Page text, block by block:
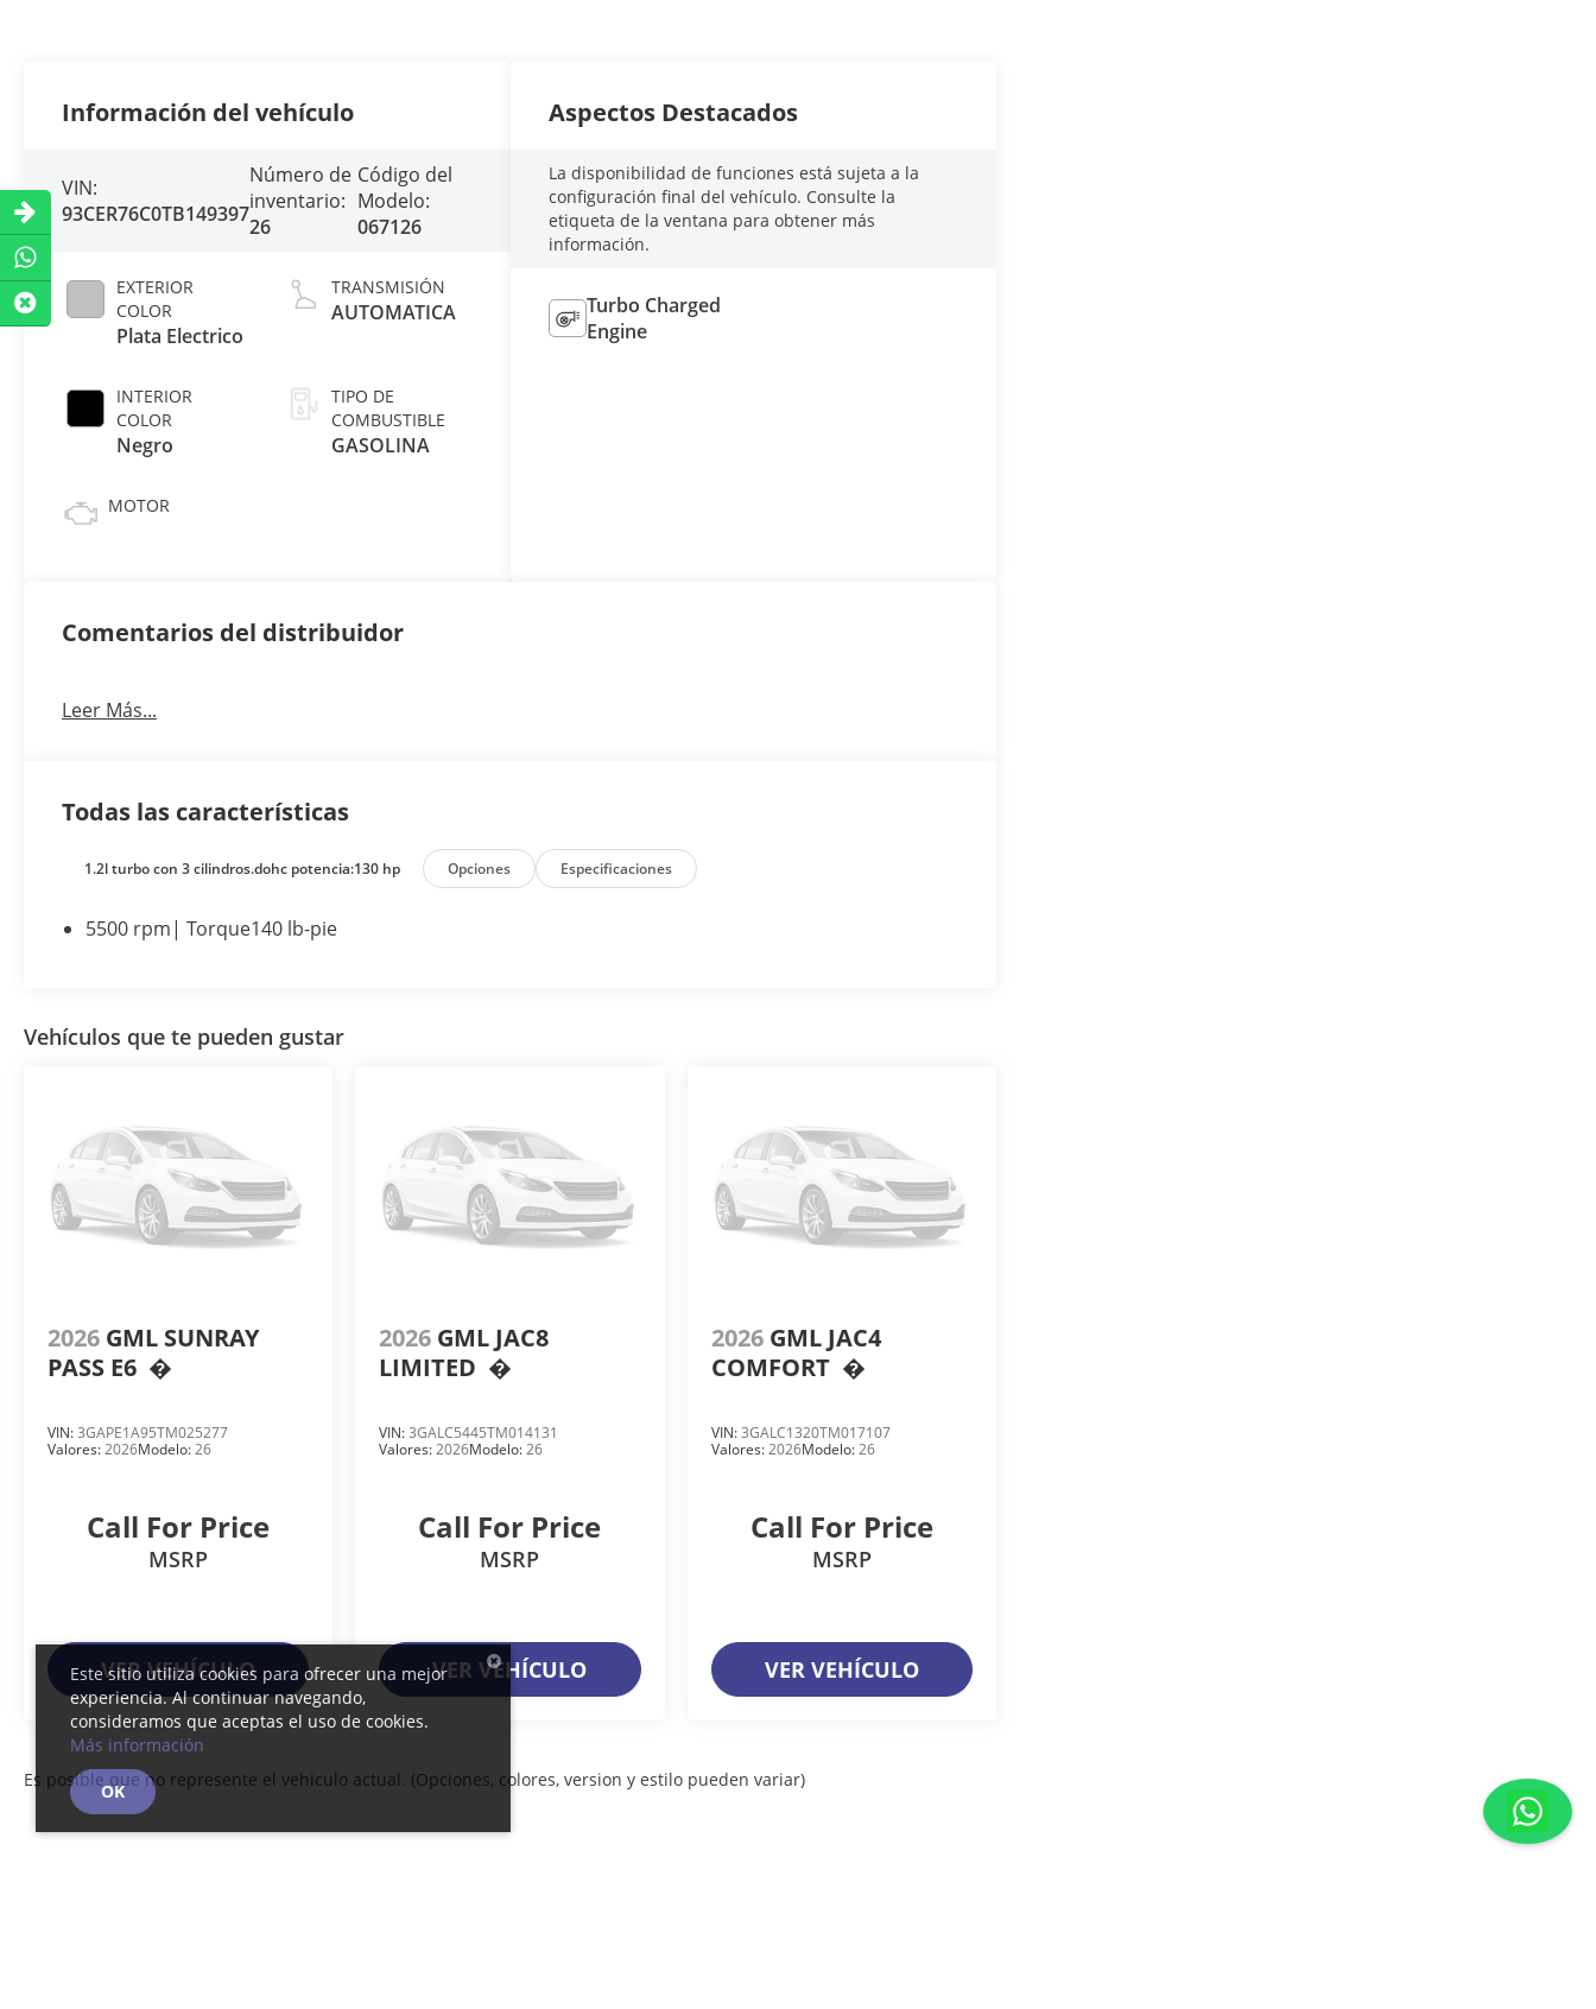
Información del vehículo
VIN:
93CER76C0TB149397
Número de
inventario:
26
Código del
Modelo:
067126
EXTERIOR
COLOR
Plata Electrico
INTERIOR
COLOR
Negro
MOTOR
TRANSMISIÓN
AUTOMATICA
TIPO DE
COMBUSTIBLE
GASOLINA
Aspectos Destacados
La disponibilidad de funciones está sujeta a la
configuración final del vehículo. Consulte la
etiqueta de la ventana para obtener más
información.
Turbo Charged
Engine
Comentarios del distribuidor
Leer Más...
Todas las características
1.2l turbo con 3 cilindros.dohc potencia:130 hp Opciones Especificaciones
5500 rpm| Torque140 lb-pie
Vehículos que te pueden gustar
2026 GML SUNRAY
PASS E6 �
VIN:3GAPE1A95TM025277
Valores:2026Modelo:26
Call For Price
MSRP
VER VEHÍCULO
2026 GML JAC8
LIMITED �
VIN:3GALC5445TM014131
Valores:2026Modelo:26
Call For Price
MSRP
VER VEHÍCULO
2026 GML JAC4
COMFORT �
VIN:3GALC1320TM017107
Valores:2026Modelo:26
Call For Price
MSRP
VER VEHÍCULO
Es posible que no represente el vehiculo actual. (Opciones, colores, version y estilo pueden variar)
Este sitio utiliza cookies para ofrecer una mejor
experiencia. Al continuar navegando,
consideramos que aceptas el uso de cookies.
Más información
OK